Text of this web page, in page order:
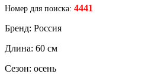
Номер для поиска: 4441
Бренд: Россия
Длина: 60 см
Сезон: осень